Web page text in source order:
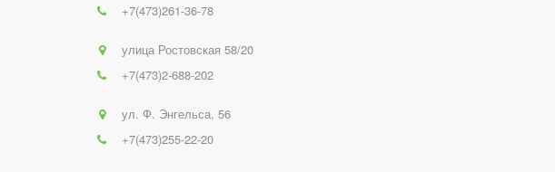
+7(473)261-36-78
улица Ростовская 58/20
+7(473)2-688-202
ул. Ф. Энгельса, 56
+7(473)255-22-20